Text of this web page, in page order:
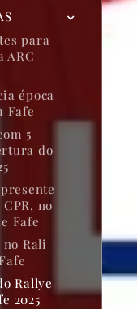
para
ARC
época
Fafe
5
do
no
Fafe
Rali
Rallye
2025